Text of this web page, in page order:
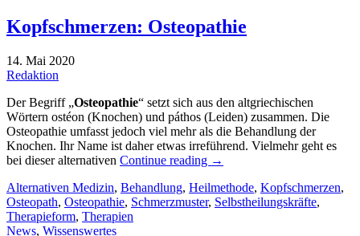
Kopfschmerzen: Osteopathie
14. Mai 2020
Redaktion
Der Begriff „Osteopathie“ setzt sich aus den altgriechischen
Wörtern ostéon (Knochen) und páthos (Leiden) zusammen. Die
Osteopathie umfasst jedoch viel mehr als die Behandlung der
Knochen. Ihr Name ist daher etwas irreführend. Vielmehr geht es
bei dieser alternativen Continue reading →
Alternativen Medizin, Behandlung, Heilmethode, Kopfschmerzen,
Osteopath, Osteopathie, Schmerzmuster, Selbstheilungskräfte,
Therapieform, Therapien
News, Wissenswertes